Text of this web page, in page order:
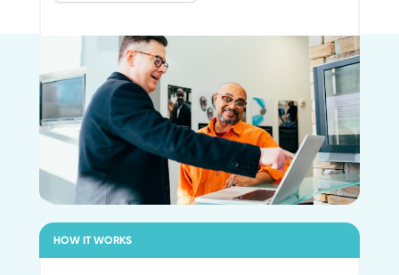
HOW IT WORKS